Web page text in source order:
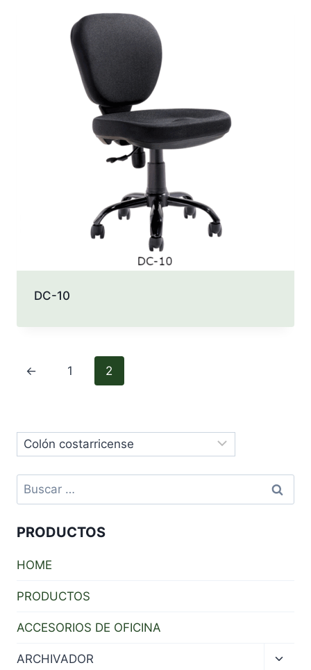
DC-10
← 1 2
Buscar:
PRODUCTOS
HOME
PRODUCTOS
ACCESORIOS DE OFICINA
ARCHIVADOR